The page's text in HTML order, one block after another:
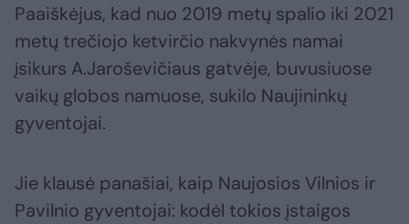
Paaiškėjus, kad nuo 2019 metų spalio iki 2021
metų trečiojo ketvirčio nakvynės namai
įsikurs A.Jaroševičiaus gatvėje, buvusiuose
vaikų globos namuose, sukilo Naujininkų
gyventojai.
Jie klausė panašiai, kaip Naujosios Vilnios ir
Pavilnio gyventojai: kodėl tokios įstaigos